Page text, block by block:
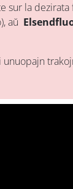
sur la dezirata
aŭ